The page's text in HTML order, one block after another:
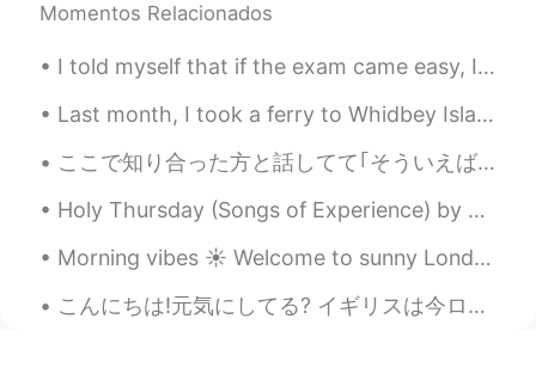
ので、写真を撮って
実は味はまぁまぁ
盛り付けがちょっと映えかなと思った
ので、写真を撮って
ップします。
Izumi 2021.01.25 15:34
ラフルな野菜のキツネ風 のうどんです♪
今日の夕食のメニューはこちら。彩り
野菜のキツネ風うどんです♪
Momentos Relacionados
I told myself that if the exam came easy, I would buy my favorite flowers 😍😍😍 Thank you to every...
Last month, I took a ferry to Whidbey Island to visit my sister’s family. 先月、フェリーでウィッビー島に行き、妹の家...
ここで知り合った方と話してて｢そういえば日本語とはかなり違うな｣と思ったのでまとめます🙆🏼‍♀️ アメリカでは高校でも大学でも、1年生から4年生までそれぞれ特有の名前があります！ 1年生＝fr...
Holy Thursday (Songs of Experience) by William Blake. Is this a holy thing to see, In a rich an...
Morning vibes ☀️ Welcome to sunny London ~ I hope you are having a great weekend ~ if you have...
こんにちは!元気にしてる? イギリスは今ロックダウンなんだからたくさんやりたいことができないな!でも今日の天気めっちゃいいから公園で散歩することにした！なんか青い空とたくさん緑のものを見て気分が...